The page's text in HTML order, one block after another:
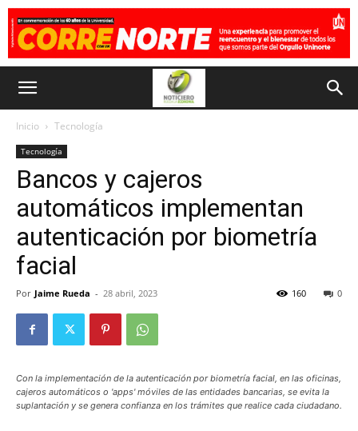
Inicio Tecnología
Tecnología
Bancos y cajeros
automáticos implementan
autenticación por biometría
facial
Por Jaime Rueda - 28 abril, 2023 0
160
Con la implementación de la autenticación por biometría facial, en las oficinas,
cajeros automáticos o 'apps' móviles de las entidades bancarias, se evita la
suplantación y se genera confianza en los trámites que realice cada ciudadano.